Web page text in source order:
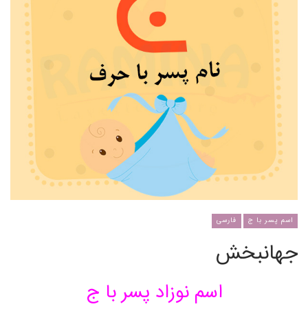
اسم پسر با ج فارسی
جهانبخش
اسم نوزاد پسر با ج